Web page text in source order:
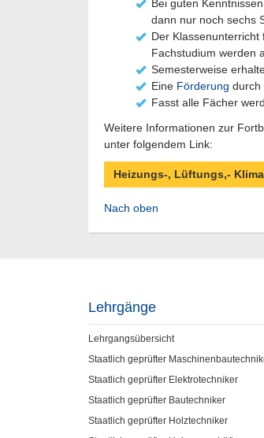
Bei guten
dann nur noch sechs
Der
Fachstudium werden
Semesterweise
Eine Förderung durch
Fasst alle Fächer
Weitere Informationen zur
unter folgendem Link:
Heizungs-, Lüftungs,-
Nach oben
Lehrgänge
Lehrgangsübersicht
Staatlich geprüfter
Staatlich geprüfter Elektrotechniker
Staatlich geprüfter Bautechniker
Staatlich geprüfter Holztechniker